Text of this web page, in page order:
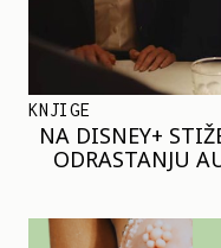
KNJIGE
NA DISNEY+
ODRASTANJU